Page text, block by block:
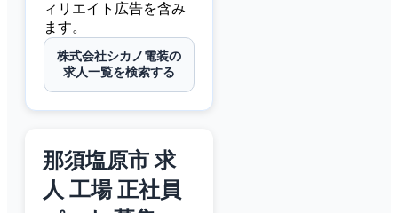
ィリエイト広告を含み
ます。
株式会社シカノ電装の
求人一覧を検索する
那須塩原市 求
人 工場 正社員